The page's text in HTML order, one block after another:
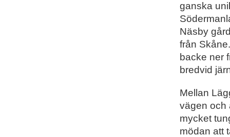
ganska
Näsby
från
backe ner
bredvid
Mellan
vägen och
mycket
mödan att